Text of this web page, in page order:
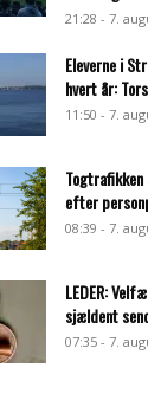
21:28 - 7.
Eleverne i
hvert år:
11:50 - 7.
efter
08:39 - 7.
LEDER:
sjældent
07:35 - 7.